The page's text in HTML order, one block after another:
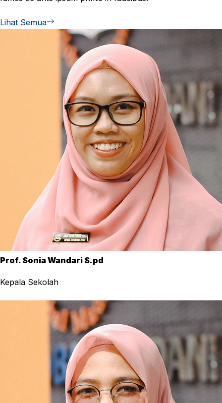
Lihat Semua
Prof. Sonia Wandari S.pd
Kepala Sekolah